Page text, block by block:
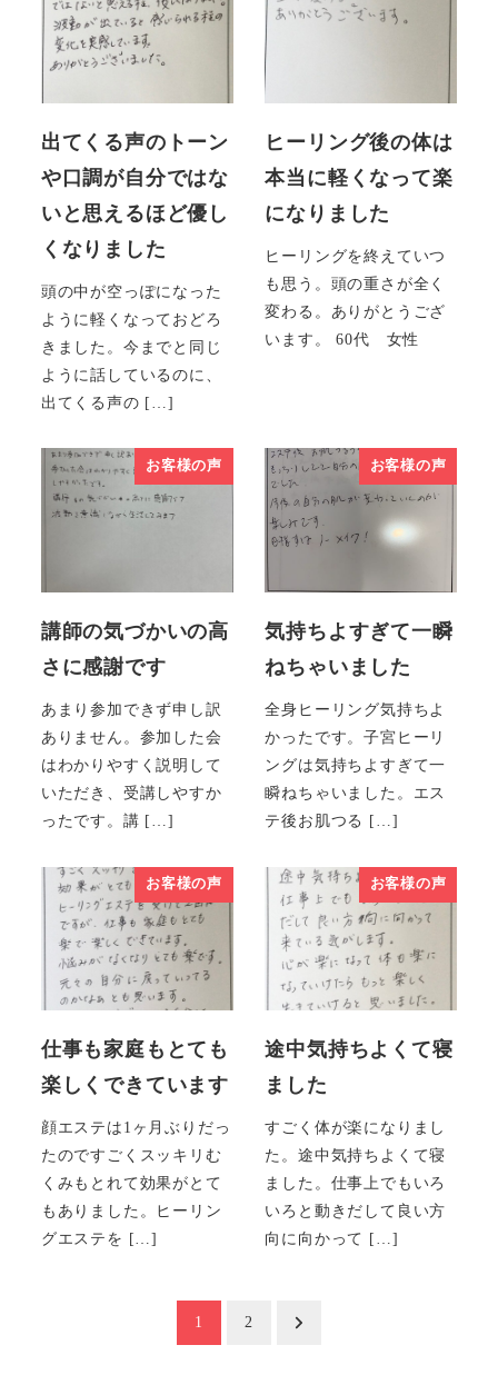
出てくる声のトーン
や口調が自分ではな
いと思えるほど優し
くなりました
頭の中が空っぽになった
ように軽くなっておどろ
きました。今までと同じ
ように話しているのに、
出てくる声の […]
ヒーリング後の体は
本当に軽くなって楽
になりました
ヒーリングを終えていつ
も思う。頭の重さが全く
変わる。ありがとうござ
います。 60代 女性
お客様の声
講師の気づかいの高
さに感謝です
あまり参加できず申し訳
ありません。参加した会
はわかりやすく説明して
いただき、受講しやすか
ったです。講 […]
お客様の声
気持ちよすぎて一瞬
ねちゃいました
全身ヒーリング気持ちよ
かったです。子宮ヒーリ
ングは気持ちよすぎて一
瞬ねちゃいました。エス
テ後お肌つる […]
お客様の声
仕事も家庭もとても
楽しくできています
顔エステは1ヶ月ぶりだっ
たのですごくスッキリむ
くみもとれて効果がとて
もありました。ヒーリン
グエステを […]
お客様の声
途中気持ちよくて寝
ました
すごく体が楽になりまし
た。途中気持ちよくて寝
ました。仕事上でもいろ
いろと動きだして良い方
向に向かって […]
1 2